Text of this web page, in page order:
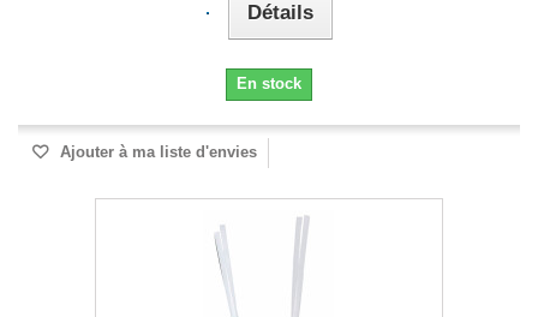
Détails
En stock
Ajouter à ma liste d'envies